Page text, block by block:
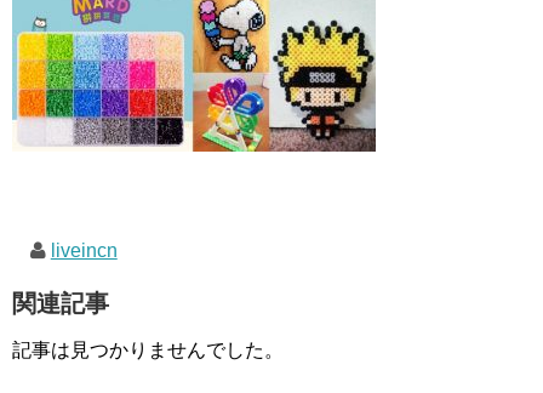
liveincn
関連記事
記事は見つかりませんでした。